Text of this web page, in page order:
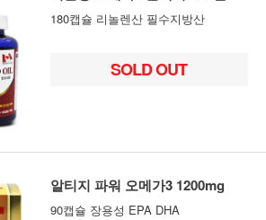
180캡슐 리놀렌산 필수지방산
SOLD OUT
알티지 파워 오메가3 1200mg
90캡슐 장용성 EPA DHA